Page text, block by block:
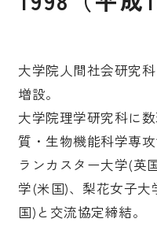
大学院人間社会研究
増設。
大学院理学研究科に
質・生物機能科学専
ランカスター大学(英
学(米国)、梨花女子
国)と交流協定締結。